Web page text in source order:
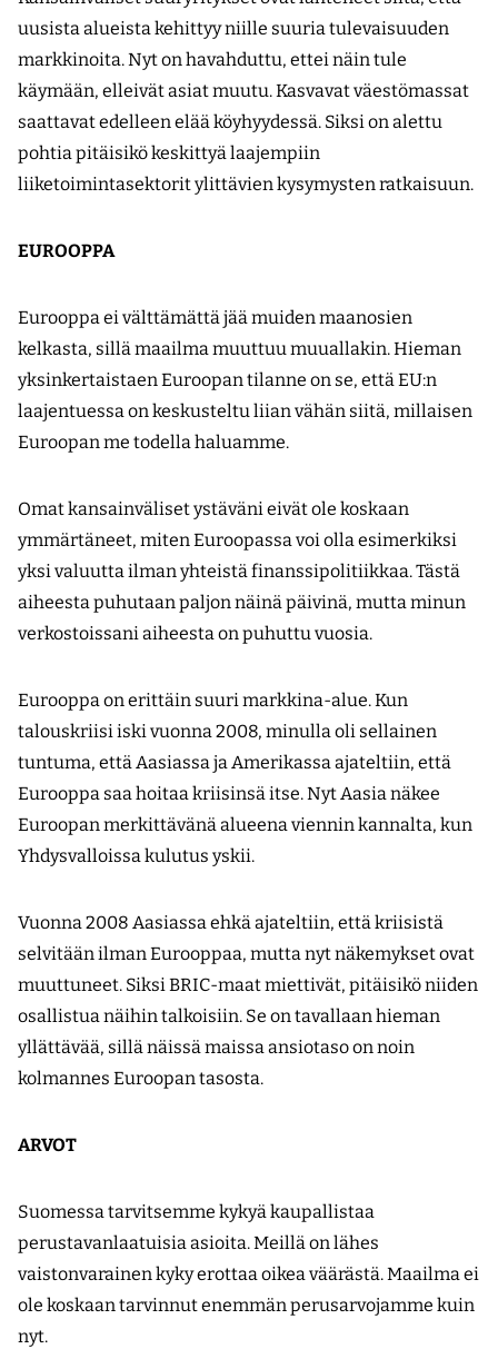
uusista alueista kehittyy niille suuria tulevaisuuden
markkinoita. Nyt on havahduttu, ettei näin tule
käymään, elleivät asiat muutu. Kasvavat väestömassat
saattavat edelleen elää köyhyydessä. Siksi on alettu
pohtia pitäisikö keskittyä laajempiin
liiketoimintasektorit ylittävien kysymysten ratkaisuun.
EUROOPPA
Eurooppa ei välttämättä jää muiden maanosien
kelkasta, sillä maailma muuttuu muuallakin. Hieman
yksinkertaistaen Euroopan tilanne on se, että EU:n
laajentuessa on keskusteltu liian vähän siitä, millaisen
Euroopan me todella haluamme.
Omat kansainväliset ystäväni eivät ole koskaan
ymmärtäneet, miten Euroopassa voi olla esimerkiksi
yksi valuutta ilman yhteistä finanssipolitiikkaa. Tästä
aiheesta puhutaan paljon näinä päivinä, mutta minun
verkostoissani aiheesta on puhuttu vuosia.
Eurooppa on erittäin suuri markkina-alue. Kun
talouskriisi iski vuonna 2008, minulla oli sellainen
tuntuma, että Aasiassa ja Amerikassa ajateltiin, että
Eurooppa saa hoitaa kriisinsä itse. Nyt Aasia näkee
Euroopan merkittävänä alueena viennin kannalta, kun
Yhdysvalloissa kulutus yskii.
Vuonna 2008 Aasiassa ehkä ajateltiin, että kriisistä
selvitään ilman Eurooppaa, mutta nyt näkemykset ovat
muuttuneet. Siksi BRIC-maat miettivät, pitäisikö niiden
osallistua näihin talkoisiin. Se on tavallaan hieman
yllättävää, sillä näissä maissa ansiotaso on noin
kolmannes Euroopan tasosta.
ARVOT
Suomessa tarvitsemme kykyä kaupallistaa
perustavanlaatuisia asioita. Meillä on lähes
vaistonvarainen kyky erottaa oikea väärästä. Maailma ei
ole koskaan tarvinnut enemmän perusarvojamme kuin
nyt.